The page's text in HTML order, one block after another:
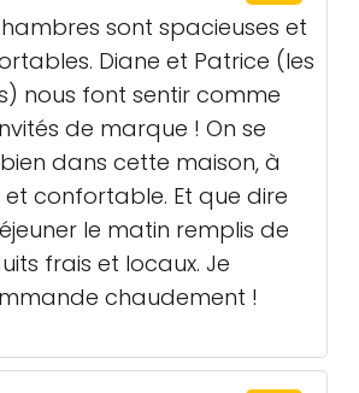
sont spacieuses et
Diane et Patrice (les
nous font sentir comme
de marque ! On se
dans cette maison, à
et confortable. Et que dire
le matin remplis de
frais et locaux. Je
chaudement !